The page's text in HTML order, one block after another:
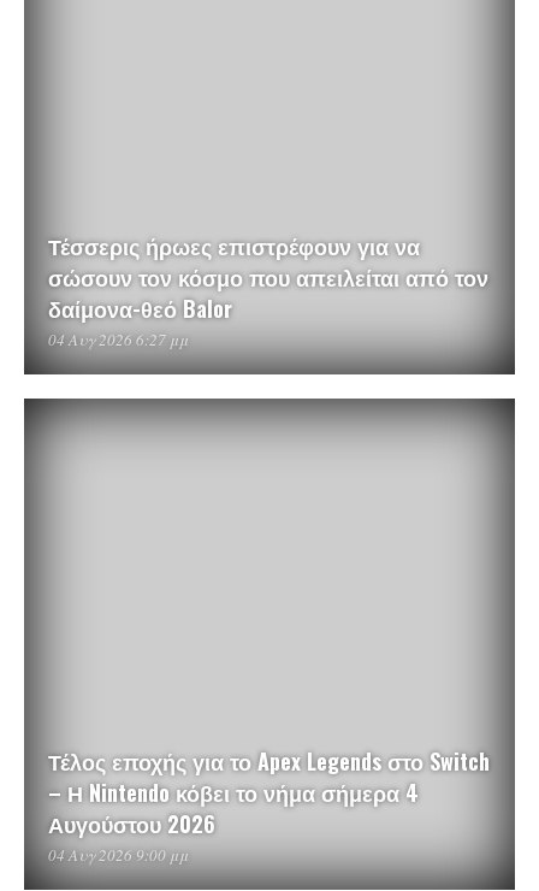
Τέσσερις ήρωες επιστρέφουν για να
σώσουν τον κόσμο που απειλείται από τον
δαίμονα-θεό Balor
04 Αυγ 2026 6:27 μμ
Τέλος εποχής για το Apex Legends στο Switch
– Η Nintendo κόβει το νήμα σήμερα 4
Αυγούστου 2026
04 Αυγ 2026 9:00 μμ